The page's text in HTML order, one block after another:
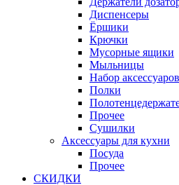
Диспенсеры
Ёршики
Крючки
Мусорные ящики
Мыльницы
Набор аксессуаров
Полки
Прочее
Сушилки
Аксессуары для кухни
Посуда
Прочее
СКИДКИ